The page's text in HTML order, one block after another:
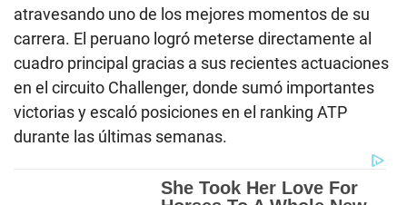
atravesando uno de los mejores momentos de su
carrera. El peruano logró meterse directamente al
cuadro principal gracias a sus recientes actuaciones
en el circuito Challenger, donde sumó importantes
victorias y escaló posiciones en el ranking ATP
durante las últimas semanas.